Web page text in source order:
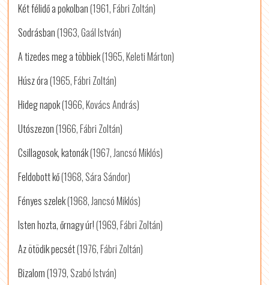
Két félidő a pokolban(1961, Fábri Zoltán)
Sodrásban(1963, Gaál István)
A tizedes meg a többiek(1965, Keleti Márton)
Húsz óra(1965, Fábri Zoltán)
Hideg napok(1966, Kovács András)
Utószezon(1966, Fábri Zoltán)
Csillagosok, katonák(1967, Jancsó Miklós)
Feldobott kő(1968, Sára Sándor)
Fényes szelek(1968, Jancsó Miklós)
Isten hozta, őrnagy úr!(1969, Fábri Zoltán)
Az ötödik pecsét(1976, Fábri Zoltán)
Bizalom(1979, Szabó István)